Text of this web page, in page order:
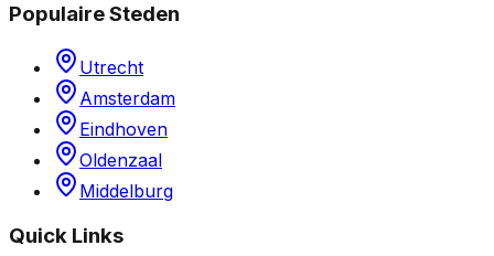
Populaire Steden
Utrecht
Amsterdam
Eindhoven
Oldenzaal
Middelburg
Quick Links